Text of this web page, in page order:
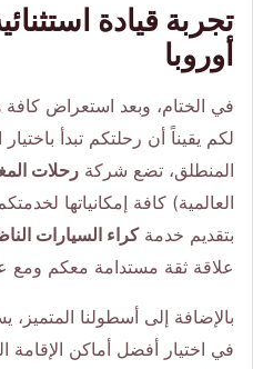
تجربة قيادة
أوروبا
في الختام، وبعد استعراض كافة
لكم يقيناً أن رحلتكم تبدأ
المنطلق، تضع شركة رحلات
العالمية) كافة إمكانياتها
بتقديم خدمةكراء السيارات
علاقة ثقة مستدامة معكم ومع
بالإضافة إلى أسطولنا
في اختيار أفضل أماكن الإقامة